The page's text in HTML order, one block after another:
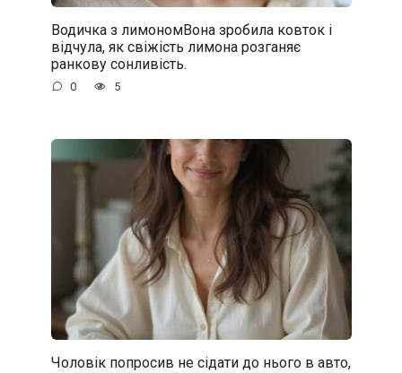
Водичка з лимономВона зробила ковток і
відчула, як свіжість лимона розганяє
ранкову сонливість.
0 5
Чоловік попросив не сідати до нього в авто,